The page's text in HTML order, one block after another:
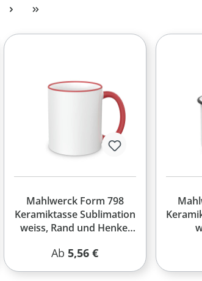
Mahlwerck Form 798
Keramiktasse Sublimation
weiss, Rand und Henkel
Regulärer Preis:
Ab5,56 €